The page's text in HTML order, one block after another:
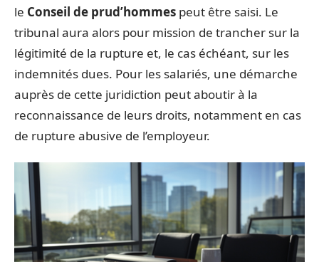
le Conseil de prud’hommes peut être saisi. Le
tribunal aura alors pour mission de trancher sur la
légitimité de la rupture et, le cas échéant, sur les
indemnités dues. Pour les salariés, une démarche
auprès de cette juridiction peut aboutir à la
reconnaissance de leurs droits, notamment en cas
de rupture abusive de l’employeur.